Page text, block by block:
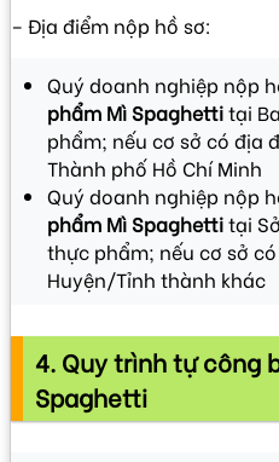
– Địa điểm nộp hồ sơ:
Quý doanh nghiệp nộp
phẩm Mì Spaghettitại
phẩm; nếu cơ sở có địa
Thành phố Hồ Chí Minh
Quý doanh nghiệp nộp
phẩm Mì Spaghettitại
thực phẩm; nếu cơ sở
Huyện/Tỉnh thành khác
4. Quy trình tự công
Spaghetti